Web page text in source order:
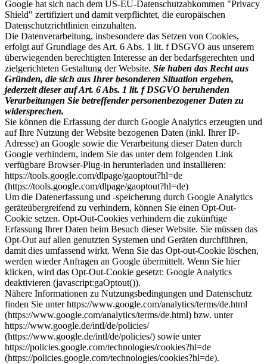
Google hat sich nach dem US-EU-Datenschutzabkommen "Privacy
Shield" zertifiziert und damit verpflichtet, die europäischen
Datenschutzrichtlinien einzuhalten.
Die Datenverarbeitung, insbesondere das Setzen von Cookies,
erfolgt auf Grundlage des Art. 6 Abs. 1 lit. f DSGVO aus unserem
überwiegenden berechtigten Interesse an der bedarfsgerechten und
zielgerichteten Gestaltung der Website. Sie haben das Recht aus
Gründen, die sich aus Ihrer besonderen Situation ergeben,
jederzeit dieser auf Art. 6 Abs. 1 lit. f DSGVO beruhenden
Verarbeitungen Sie betreffender personenbezogener Daten zu
widersprechen.
Sie können die Erfassung der durch Google Analytics erzeugten und
auf Ihre Nutzung der Website bezogenen Daten (inkl. Ihrer IP-
Adresse) an Google sowie die Verarbeitung dieser Daten durch
Google verhindern, indem Sie das unter dem folgenden Link
verfügbare Browser-Plug-in herunterladen und installieren:
https://tools.google.com/dlpage/gaoptout?hl=de
(https://tools.google.com/dlpage/gaoptout?hl=de)
Um die Datenerfassung und -speicherung durch Google Analytics
geräteübergreifend zu verhindern, können Sie einen Opt-Out-
Cookie setzen. Opt-Out-Cookies verhindern die zukünftige
Erfassung Ihrer Daten beim Besuch dieser Website. Sie müssen das
Opt-Out auf allen genutzten Systemen und Geräten durchführen,
damit dies umfassend wirkt. Wenn Sie das Opt-out-Cookie löschen,
werden wieder Anfragen an Google übermittelt. Wenn Sie hier
klicken, wird das Opt-Out-Cookie gesetzt: Google Analytics
deaktivieren (javascript:gaOptout()).
Nähere Informationen zu Nutzungsbedingungen und Datenschutz
finden Sie unter https://www.google.com/analytics/terms/de.html
(https://www.google.com/analytics/terms/de.html) bzw. unter
https://www.google.de/intl/de/policies/
(https://www.google.de/intl/de/policies/) sowie unter
https://policies.google.com/technologies/cookies?hl=de
(https://policies.google.com/technologies/cookies?hl=de).